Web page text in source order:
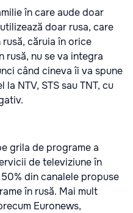
în care aude doar
doar rusa, care
căruia în orice
rusă, nu se va integra
când cineva îi va spune
NTV, STS sau TNT, cu
grila de programe a
de televiziune în
din canalele propuse
în rusă. Mai mult
Euronews,